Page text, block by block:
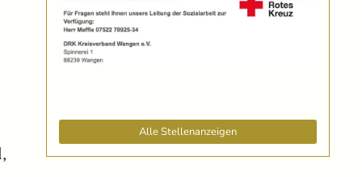
Alle Stellenanzeigen